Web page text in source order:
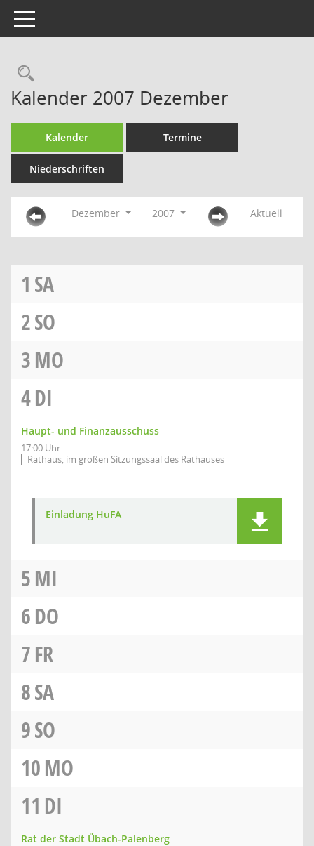
Toggle navigation
Rechercheauswahl
Kalender 2007 Dezember
Kalender Termine
Niederschriften
Dezember 2007 Aktuell
1 SA
2SO
3MO
4DI
Haupt- und Finanzausschuss
17:00 Uhr
Rathaus, im großen Sitzungssaal des Rathauses
Einladung HuFA
5MI
6DO
7FR
8SA
9SO
10MO
11 DI
Rat der Stadt Übach-Palenberg